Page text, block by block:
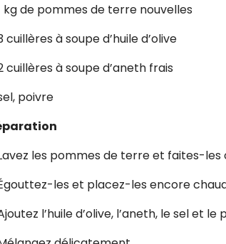
kg de pommes de terre nouvelles
cuillères à soupe d’huile d’olive
cuillères à soupe d’aneth frais
poivre
les pommes de terre et faites-les
les et placez-les encore
l’huile d’olive, l’aneth, le sel et le